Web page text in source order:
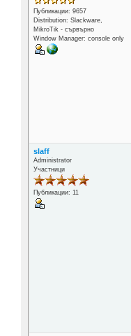
Публикации: 9657
Distribution: Slackware,
MikroTik - сървърно
Window Manager: console only
slaff
Administrator
Участници
Публикации: 11